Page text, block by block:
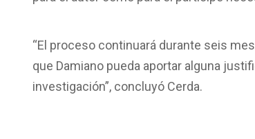
“El proceso continuará durante seis
que Damiano pueda aportar alguna
investigación”, concluyó Cerda.